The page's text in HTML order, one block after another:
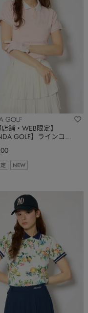
GOLF
店舗・WEB限定】
GOLF】ラインコン
NEW